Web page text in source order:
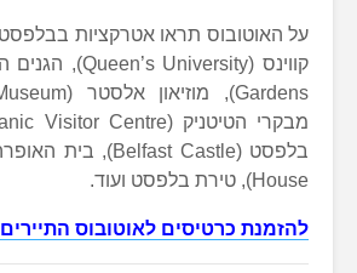
על האוטובוס תראו אטרקציות
House), טירת בלפסט ועוד.
להזמנת כרטיסים לאוטובוס